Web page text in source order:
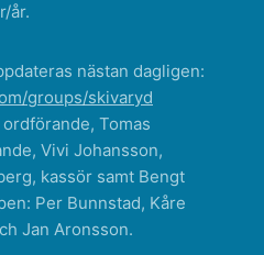
år.
nästan dagligen:
groups/skivaryd
Tomas
Vivi Johansson,
kassör samt Bengt
Per Bunnstad, Kåre
Jan Aronsson.